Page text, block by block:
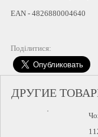
EAN - 4826880004640
Поділитися:
ДРУГИЕ